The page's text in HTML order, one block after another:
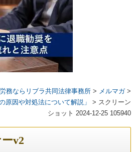
務ならリブラ共同法律事務所 > メルマガ>
原因や対処法について解説」
> スクリーン
ショット 2024-12-25 105940
v2